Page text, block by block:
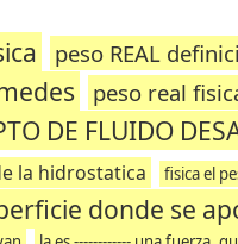
peso REAL
peso real
DE FLUIDO
la hidrostatica fisica el
donde se